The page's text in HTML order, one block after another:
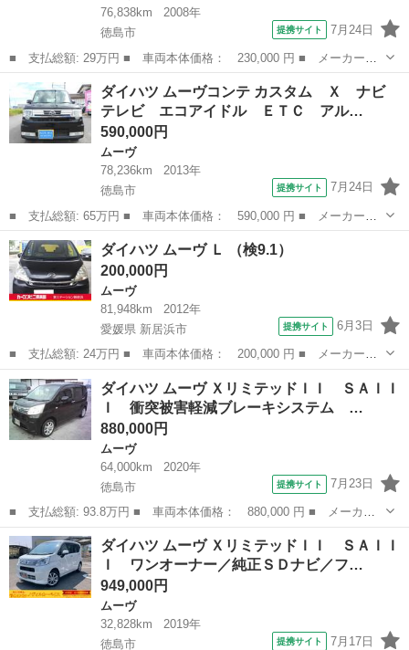
76,838km
2008年
徳島市
提携サイト 7月24日
■ 支払総額: 29万円 ■ 車両本体価格： 230,000 円 ■ メーカー
名： ダイハツ ■ 車種名： ムーヴ ■ グレード名： カスタム
ＸＣ エディション ナビ テレビ ＥＴＣ アルミ キーレス Ａ
ＢＳ ■ 排気量...
徳島 徳島市 ムーヴ
ダイハツ ムーヴコンテ カスタム Ｘ ナビ
テレビ エコアイドル ＥＴＣ アル…
590,000円
ムーヴ
78,236km
2013年
徳島市
提携サイト 7月24日
■ 支払総額: 65万円 ■ 車両本体価格： 590,000 円 ■ メーカー
名： ダイハツ ■ 車種名： ムーヴコンテ ■ グレード名： カス
タム Ｘ ナビ テレビ エコアイドル ＥＴＣ アルミ 電格ウィ
ンカーミラー ス...
徳島 徳島市 ムーヴ
ダイハツ ムーヴ Ｌ （検9.1）
200,000円
ムーヴ
81,948km
2012年
愛媛県 新居浜市
提携サイト 6月3日
■ 支払総額: 24万円 ■ 車両本体価格： 200,000 円 ■ メーカー
名： ダイハツ ■ 車種名： ムーヴ ■ グレード名： Ｌ ■ 排気
量： 660cc ■ ドア枚数： 5D ■ ミッション： CVT ■ 店舗P...
愛媛 新居浜市
ダイハツ ムーヴ ＸリミテッドＩＩ ＳＡＩＩ
Ｉ 衝突被害軽減ブレーキシステム …
880,000円
ムーヴ
64,000km
2020年
徳島市
提携サイト 7月23日
■ 支払総額: 93.8万円 ■ 車両本体価格： 880,000 円 ■ メーカー
名： ダイハツ ■ 車種名： ムーヴ ■ グレード名： Ｘリミテッ
ドＩＩ ＳＡＩＩＩ 衝突被害軽減ブレーキシステム 純正ナビ Ｔ
Ｖ バックカ...
徳島 徳島市 ムーヴ
ダイハツ ムーヴ ＸリミテッドＩＩ ＳＡＩＩ
Ｉ ワンオーナー／純正ＳＤナビ／フ…
949,000円
ムーヴ
32,828km
2019年
徳島市
提携サイト 7月17日